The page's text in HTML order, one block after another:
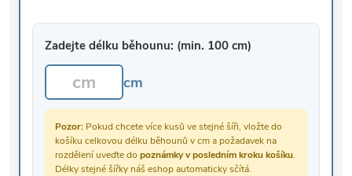
Zadejte délku běhounu: (min. 100 cm)
cm
Pozor: Pokud chcete více kusů ve stejné šíři, vložte do
košíku celkovou délku běhounů v cm a požadavek na
rozdělení uveďte do poznámky v posledním kroku košíku.
Délky stejné šířky náš eshop automaticky sčítá.